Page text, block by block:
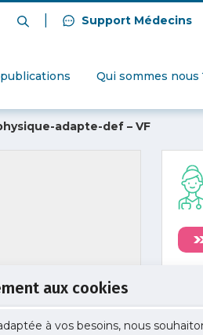
aux cookies
à vos besoins, nous
Support Médecins
Qui sommes nous
adapte-def – VF